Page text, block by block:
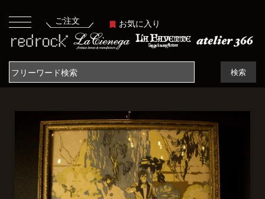
ご注文 お気に入り
検索